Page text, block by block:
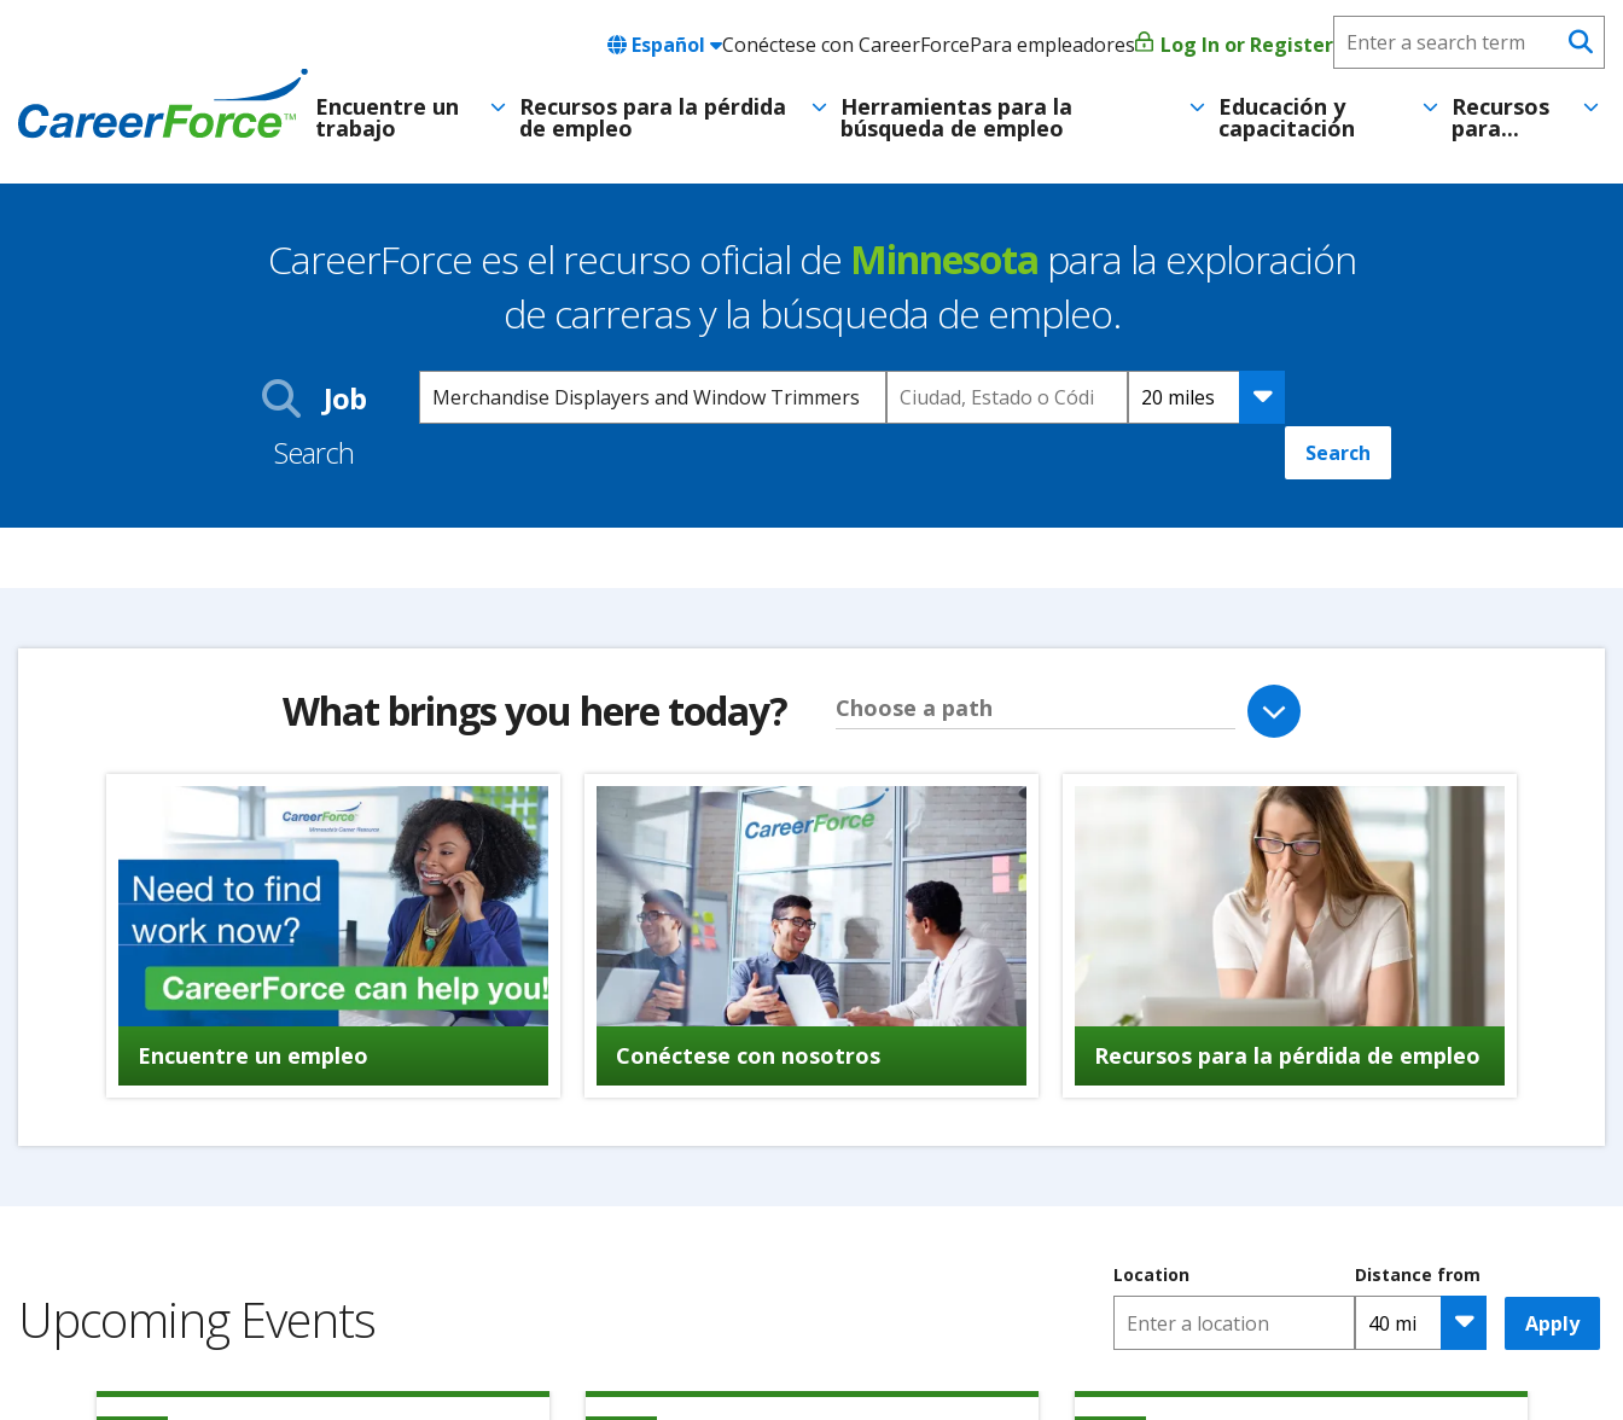
main
content
Language
Español
Header
Utility
Navigation
Conéctese con CareerForcePara empleadoresMenú
cuenta
usuario
Log In or Register Search
Navegación
principal
Encuentre un
trabajo
Recursos para la pérdida
de empleo
Herramientas para la
búsqueda de empleo
Educación y
capacitación
Recursos
para...
CareerForce es el recurso oficial de Minnesota para la exploración
de carreras y la búsqueda de empleo.
Job
Search
Keyword Location Distance
Search
What brings you here today? Choose a path
Encuentre un empleo Conéctese con nosotros Recursos para la pérdida de empleo
Upcoming Events
Location Distance from
Apply